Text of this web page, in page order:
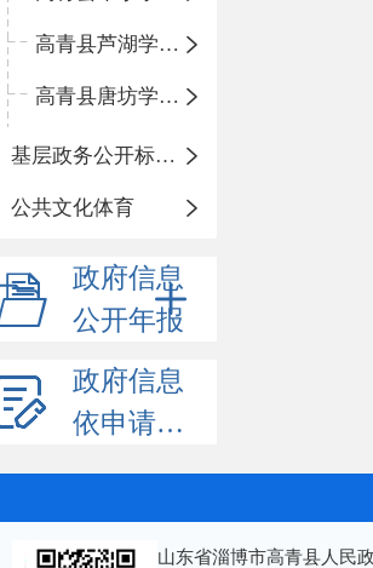
高青县芦湖学区中心小学
高青县唐坊学区中心小学
基层政务公开标准化规范化
公共文化体育
政府信息
公开年报
政府信息
依申请公开
山东省淄博市高青县人民